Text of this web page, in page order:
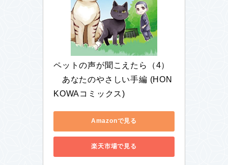
ペットの声が聞こえたら（4）
あなたのやさしい手編 (HON
KOWAコミックス)
Amazonで見る
楽天市場で見る